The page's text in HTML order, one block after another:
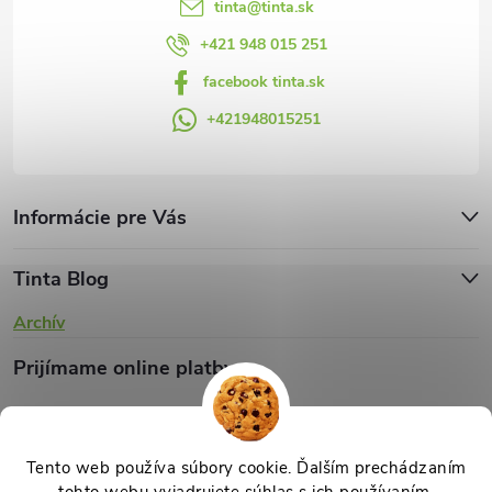
Tento web používa súbory cookie. Ďalším prechádzaním
tinta@tinta.sk
+421 948 015 251
facebook tinta.sk
+421948015251
Informácie pre Vás
Tinta Blog
Archív
Prijímame online platby